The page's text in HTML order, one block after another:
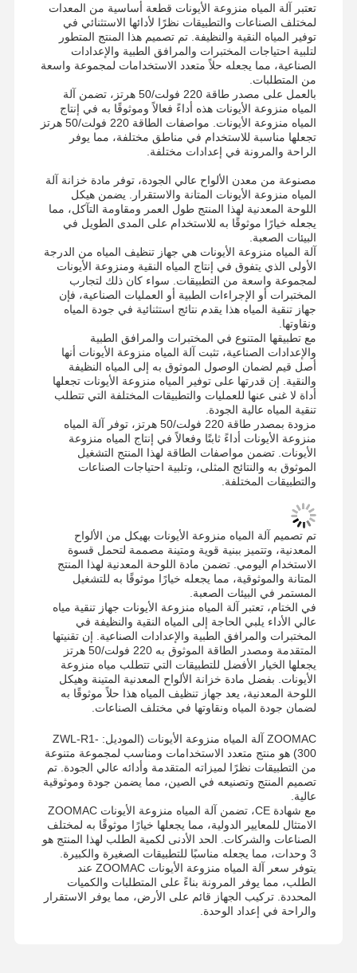
الصفحة
المنتجات
جولة في
المصنع
مراقبة الجودة
الحالات
اطلب عرض
نظام المياه النقية جداً للمختبر
آلة المياه عالية النقاء
نظام تنقية المياه عالى النقاء
معدات المياه النقية للغاية
نظام تصفية المياه النقية للغاية
تعتبر آلة المياه منزوعة الأيونات قطعة أساسية من المعدات
لمختلف الصناعات والتطبيقات نظرًا لأدائها الاستثنائي في
توفير المياه النقية والنظيفة. تم تصميم هذا المنتج المتطور
لتلبية احتياجات المختبرات والمرافق الطبية والإعدادات
الصناعية، مما يجعله حلاً متعدد الاستخدامات لمجموعة واسعة
من المتطلبات.
بالعمل على مصدر طاقة 220 فولت/50 هرتز، تضمن آلة
المياه منزوعة الأيونات هذه أداءً فعالاً وموثوقًا به في إنتاج
المياه منزوعة الأيونات. مواصفات الطاقة 220 فولت/50 هرتز
تجعلها مناسبة للاستخدام في مناطق مختلفة، مما يوفر
الراحة والمرونة في إعدادات مختلفة.
مصنوعة من معدن الألواح عالي الجودة، توفر مادة خزانة آلة
المياه منزوعة الأيونات المتانة والاستقرار. يضمن هيكل
اللوحة المعدنية لهذا المنتج طول العمر ومقاومة التآكل، مما
يجعله خيارًا موثوقًا به للاستخدام على المدى الطويل في
البيئات الصعبة.
آلة المياه منزوعة الأيونات هي جهاز تنظيف المياه من الدرجة
الأولى الذي يتفوق في إنتاج المياه النقية ومنزوعة الأيونات
لمجموعة واسعة من التطبيقات. سواء كان ذلك لتجارب
المختبرات أو الإجراءات الطبية أو العمليات الصناعية، فإن
جهاز تنقية المياه هذا يقدم نتائج استثنائية في جودة المياه
ونقاوتها.
مع تطبيقها المتنوع في المختبرات والمرافق الطبية
والإعدادات الصناعية، تثبت آلة المياه منزوعة الأيونات أنها
أصل قيم لضمان الوصول الموثوق به إلى المياه النظيفة
والنقية. إن قدرتها على توفير المياه منزوعة الأيونات تجعلها
أداة لا غنى عنها للعمليات والتطبيقات المختلفة التي تتطلب
تنقية المياه عالية الجودة.
مزودة بمصدر طاقة 220 فولت/50 هرتز، توفر آلة المياه
منزوعة الأيونات أداءً ثابتًا وفعالاً في إنتاج المياه منزوعة
الأيونات. تضمن مواصفات الطاقة لهذا المنتج التشغيل
الموثوق به والنتائج المثلى، وتلبية احتياجات الصناعات
والتطبيقات المختلفة.
تم تصميم آلة المياه منزوعة الأيونات بهيكل من الألواح
المعدنية، وتتميز ببنية قوية ومتينة مصممة لتحمل قسوة
الاستخدام اليومي. تضمن مادة اللوحة المعدنية لهذا المنتج
المتانة والموثوقية، مما يجعله خيارًا موثوقًا به للتشغيل
المستمر في البيئات الصعبة.
في الختام، تعتبر آلة المياه منزوعة الأيونات جهاز تنقية مياه
عالي الأداء يلبي الحاجة إلى المياه النقية والنظيفة في
المختبرات والمرافق الطبية والإعدادات الصناعية. إن تقنيتها
المتقدمة ومصدر الطاقة الموثوق به 220 فولت/50 هرتز
يجعلها الخيار الأفضل للتطبيقات التي تتطلب مياه منزوعة
الأيونات. بفضل مادة خزانة الألواح المعدنية المتينة وهيكل
اللوحة المعدنية، يعد جهاز تنظيف المياه هذا حلاً موثوقًا به
لضمان جودة المياه ونقاوتها في مختلف الصناعات.
ZOOMAC آلة المياه منزوعة الأيونات (الموديل: ZWL-R1-
300) هو منتج متعدد الاستخدامات ومناسب لمجموعة متنوعة
من التطبيقات نظرًا لميزاته المتقدمة وأدائه عالي الجودة. تم
تصميم المنتج وتصنيعه في الصين، مما يضمن جودة وموثوقية
عالية.
مع شهادة CE، تضمن آلة المياه منزوعة الأيونات ZOOMAC
الامتثال للمعايير الدولية، مما يجعلها خيارًا موثوقًا به لمختلف
الصناعات والشركات. الحد الأدنى لكمية الطلب لهذا المنتج هو
3 وحدات، مما يجعله مناسبًا للتطبيقات الصغيرة والكبيرة.
يتوفر سعر آلة المياه منزوعة الأيونات ZOOMAC عند
الطلب، مما يوفر المرونة بناءً على المتطلبات والكميات
المحددة. تركيب الجهاز قائم على الأرض، مما يوفر الاستقرار
والراحة في إعداد الوحدة.